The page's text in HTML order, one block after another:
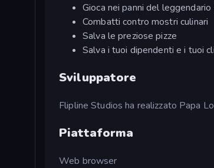
Gioca nei panni del leggendario
Combatti contro mostri culinari
Salva le preziose pizze
Salva i tuoi dipendenti e i tuoi
Sviluppatore
Flipline Studios ha realizzato Papa
Piattaforma
Web browser